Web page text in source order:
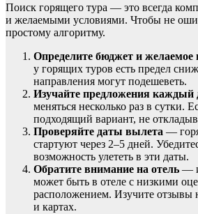
Поиск горящего тура — это всегда
и желаемыми условиями. Чтобы не
простому алгоритму.
Определите бюджет и желаемое
у горящих туров есть предел
направления могут подешеветь.
Изучайте предложения каждый
меняться несколько раз в сутки.
подходящий вариант, не
Проверяйте даты вылета —
стартуют через 2–5 дней.
возможность улететь в эти даты.
Обратите внимание на отель —
может быть в отеле с низкими
расположением. Изучите отзывы
и картах.